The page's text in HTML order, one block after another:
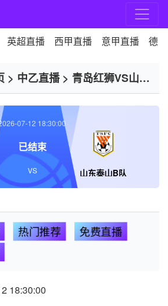
英超直播 西甲直播 意甲直播 德
> 中乙直播> 青岛红狮VS山东
山东泰山B队
07-12 18:30:00
已结束
VS
热门推荐
免费直播
18:30:00